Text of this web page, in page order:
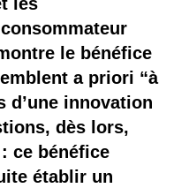
le bénéfice
a priori “à
d’une innovation
dès lors,
ce bénéfice
établir un